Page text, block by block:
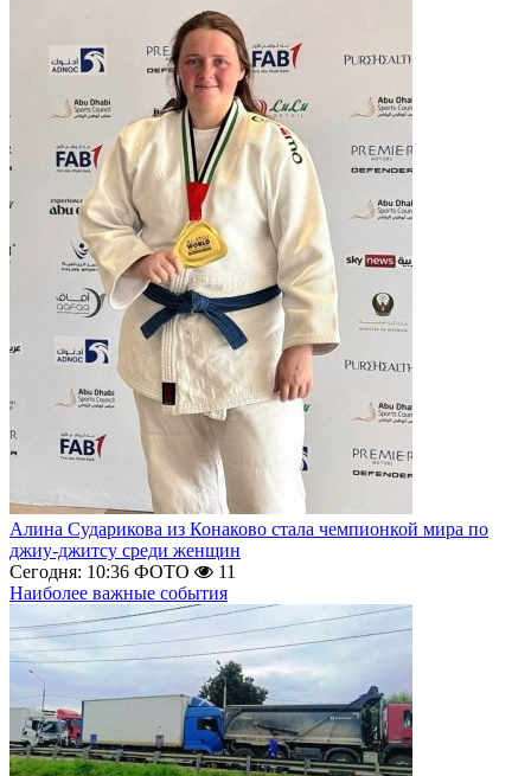
Алина Сударикова из Конаково стала чемпионкой мира по
джиу-джитсу среди женщин
Сегодня: 10:36 ФОТО
11
Наиболее важные события